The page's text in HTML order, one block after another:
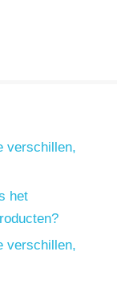
verschillen,
het
verschillen,